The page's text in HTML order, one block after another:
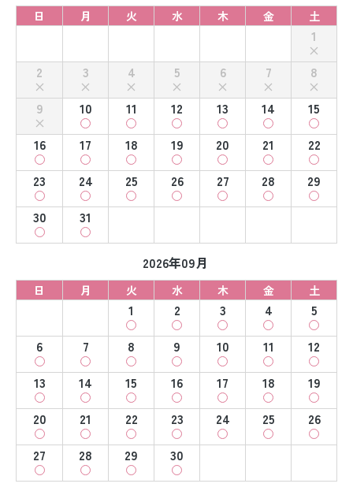
日
月 火 水 木 金 土
1
2
3 4 5 6 7
8
9
10 11 12 13 14
15
16
17 18 19 20 21
22
23
24 25 26 27 28
29
30
31
2026年09月
日 月 火 水 木 金 土
1 2 3 4
5
6
7 8 9 10 11
12
13
14 15 16 17 18
19
20
21 22 23 24 25
26
27
28 29 30